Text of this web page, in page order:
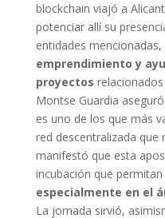
blockchain viajó a
potenciar allí su
entidades mencionadas,
emprendimiento y
proyectos
Montse Guardia
es uno de los que más
red descentralizada que
manifestó que esta
incubación que permitan
especialmente en el
La jornada sirvió,